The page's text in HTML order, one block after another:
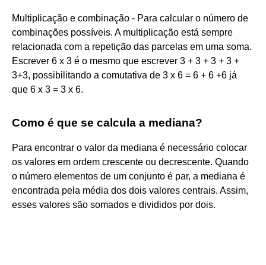
Multiplicação e combinação - Para calcular o número de
combinações possíveis. A multiplicação está sempre
relacionada com a repetição das parcelas em uma soma.
Escrever 6 x 3 é o mesmo que escrever 3 + 3 + 3 + 3 +
3+3, possibilitando a comutativa de 3 x 6 = 6 + 6 +6 já
que 6 x 3 = 3 x 6.
Como é que se calcula a mediana?
Para encontrar o valor da mediana é necessário colocar
os valores em ordem crescente ou decrescente. Quando
o número elementos de um conjunto é par, a mediana é
encontrada pela média dos dois valores centrais. Assim,
esses valores são somados e divididos por dois.